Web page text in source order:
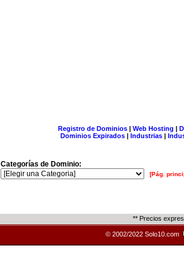
Registro de Dominios| Web Hosting |
Dominios Expirados | Industrias |
Categorías de Dominio:
[Pág.
** Precios
© 2002/2022 Solo10.com